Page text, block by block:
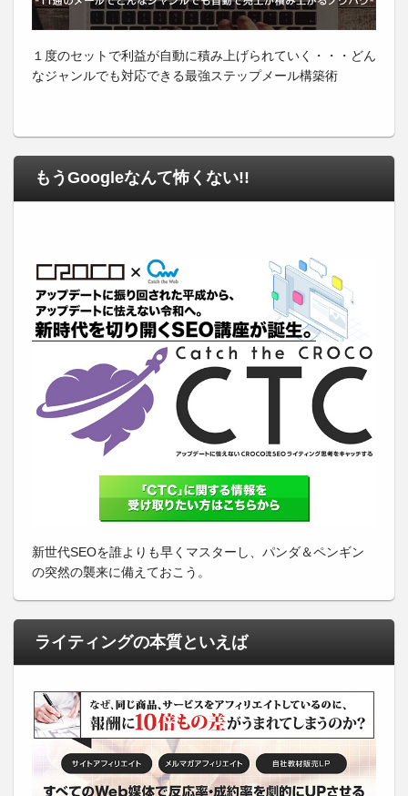
１度のセットで利益が自動に積み上げられていく・・・どん
なジャンルでも対応できる最強ステップメール構築術
もうGoogleなんて怖くない!!
新世代SEOを誰よりも早くマスターし、パンダ＆ペンギン
の突然の襲来に備えておこう。
ライティングの本質といえば